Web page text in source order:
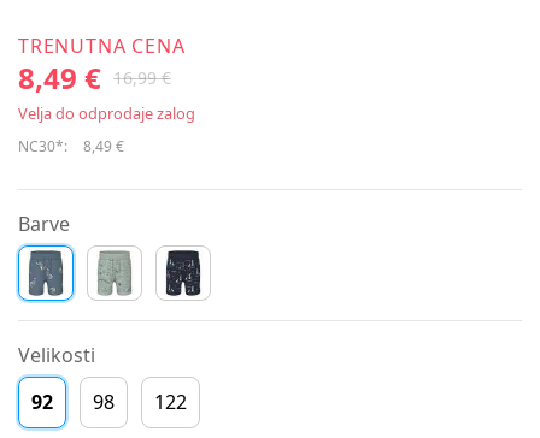
TRENUTNA CENA
8,49 € 16,99 €
Velja do odprodaje zalog
NC30*: 8,49 €
Barve
Velikosti
92
98 122